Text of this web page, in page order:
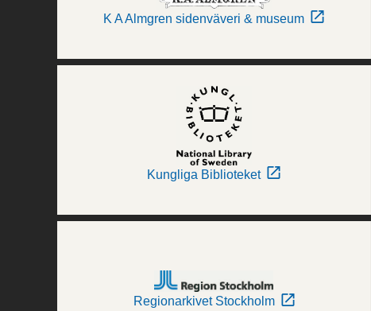
K A Almgren sidenväveri & museum
Kungliga Biblioteket
Regionarkivet Stockholm